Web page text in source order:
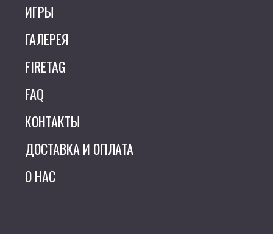
ИГРЫ
ГАЛЕРЕЯ
FIRETAG
FAQ
КОНТАКТЫ
ДОСТАВКА И ОПЛАТА
О НАС